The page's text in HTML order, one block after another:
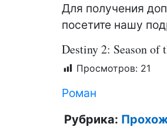
Для получения
посетите нашу
Destiny 2: Season of
Просмотров: 21
Роман
Рубрика: